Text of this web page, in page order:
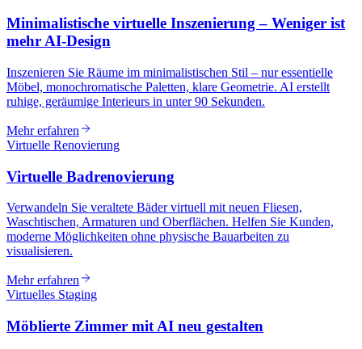
Minimalistische virtuelle Inszenierung – Weniger ist
mehr AI-Design
Inszenieren Sie Räume im minimalistischen Stil – nur essentielle
Möbel, monochromatische Paletten, klare Geometrie. AI erstellt
ruhige, geräumige Interieurs in unter 90 Sekunden.
Mehr erfahren
Virtuelle Renovierung
Virtuelle Badrenovierung
Verwandeln Sie veraltete Bäder virtuell mit neuen Fliesen,
Waschtischen, Armaturen und Oberflächen. Helfen Sie Kunden,
moderne Möglichkeiten ohne physische Bauarbeiten zu
visualisieren.
Mehr erfahren
Virtuelles Staging
Möblierte Zimmer mit AI neu gestalten